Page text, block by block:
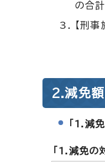
の合
【刑
2.減免額
「1.減
「1.減免